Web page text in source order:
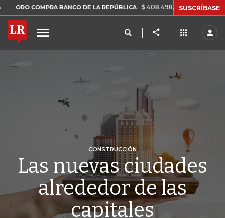
BANCO DE LA REPÚBLICA $ 408.498,97 +$ 8.753,81 +2,19%
SUSCRÍBASE
CONSTRUCCIÓN
Las nuevas ciudades
alrededor de las
capitales